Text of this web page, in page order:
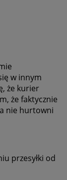
w innym
że kurier
że faktycznie
nie hurtowni
przesyłki od